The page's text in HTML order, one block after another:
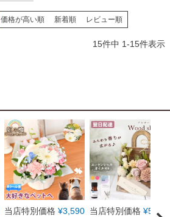
価格が高い順 新着順 レビュー順
15件中 1-15件表示
当店特別価格 ¥3,590 当店特別価格 ¥5,550